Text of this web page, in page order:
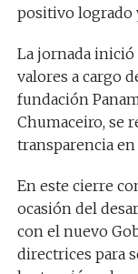
positivo logrado
La jornada
valores a cargo
fundación
Chumaceiro, se
transparencia
En este cierre
ocasión del
con el nuevo
directrices para